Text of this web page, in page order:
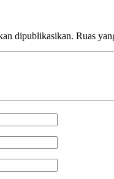
dipublikasikan. Ruas